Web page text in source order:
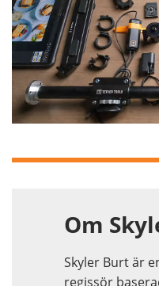
Om
Skyler Burt är
regissör